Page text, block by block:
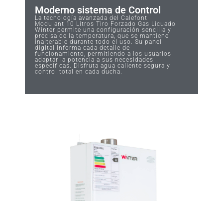
Moderno sistema de Control
La tecnología avanzada del Calefont
Modulant 10 Litros Tiro Forzado Gas Licuado
Winter permite una configuración sencilla y
precisa de la temperatura, que se mantiene
inalterable durante todo el uso. Su panel
digital informa cada detalle de
funcionamiento, permitiendo a los usuarios
adaptar la potencia a sus necesidades
específicas. Disfruta agua caliente segura y
control total en cada ducha.